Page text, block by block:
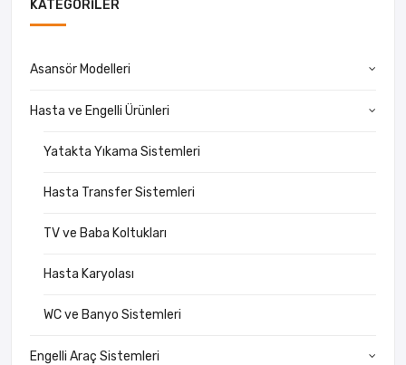
KATEGORILER
Asansör Modelleri
Hasta ve Engelli Ürünleri
Yatakta Yıkama Sistemleri
Hasta Transfer Sistemleri
TV ve Baba Koltukları
Hasta Karyolası
WC ve Banyo Sistemleri
Engelli Araç Sistemleri